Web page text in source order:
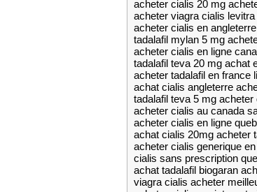
acheter cialis 20 mg
acheter viagra cialis
acheter cialis en
tadalafil mylan 5 mg
acheter cialis en ligne
tadalafil teva 20 mg achat
acheter tadalafil en france
achat cialis angleterre
tadalafil teva 5 mg
acheter cialis au canada
acheter cialis en ligne
achat cialis 20mg acheter
acheter cialis generique
cialis sans prescription
achat tadalafil biogaran
viagra cialis acheter